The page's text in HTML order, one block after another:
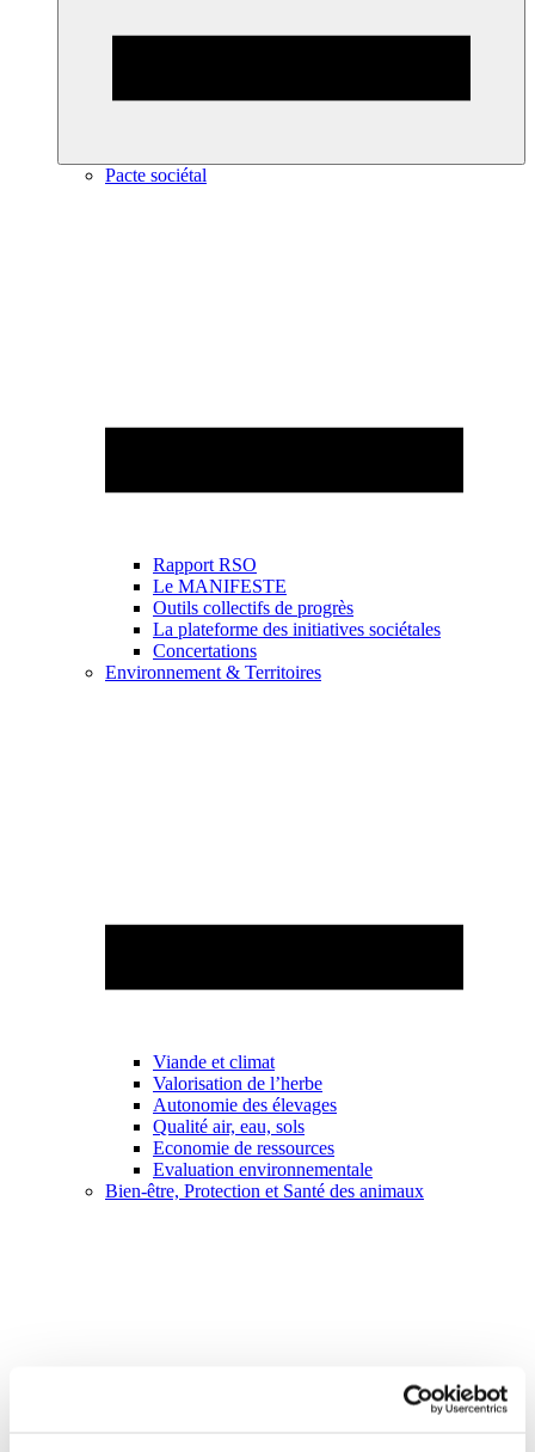
Pacte sociétal
Rapport RSO
Le MANIFESTE
Outils collectifs de progrès
La plateforme des initiatives sociétales
Concertations
Environnement & Territoires
Viande et climat
Valorisation de l’herbe
Autonomie des élevages
Qualité air, eau, sols
Economie de ressources
Evaluation environnementale
Bien-être, Protection et Santé des animaux